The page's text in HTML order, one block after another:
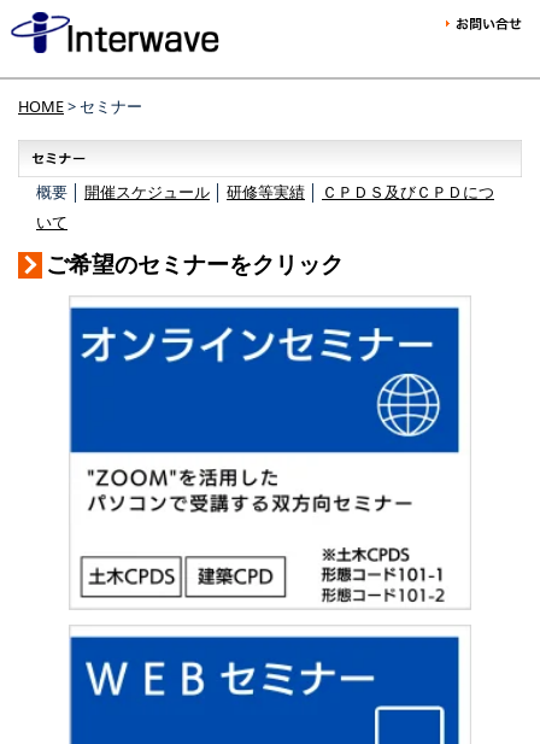
HOME> セミナー
概要 │ 開催スケジュール 研修等実績
ＣＰＤＳ及びＣＰＤにつ
いて
ご希望のセミナーをクリック